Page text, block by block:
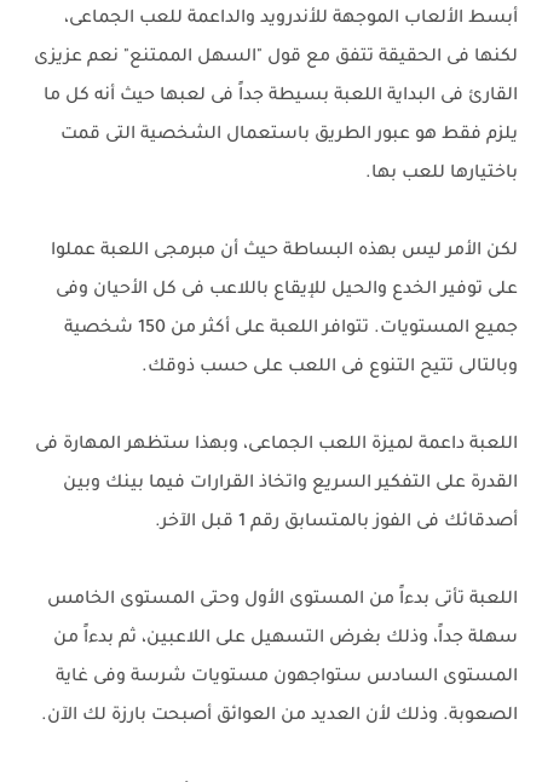
أبسط الألعاب الموجهة للأندرويد والداعمة للعب الجماعى،
لكنها فى الحقيقة تتفق مع قول "السهل الممتنع" نعم عزيزى
القارئ فى البداية اللعبة بسيطة جداً فى لعبها حيث أنه كل ما
يلزم فقط هو عبور الطريق باستعمال الشخصية التى قمت
باختيارها للعب بها.
لكن الأمر ليس بهذه البساطة حيث أن مبرمجى اللعبة عملوا
على توفير الخدع والحيل للإيقاع باللاعب فى كل الأحيان وفى
جميع المستويات. تتوافر اللعبة على أكثر من 150 شخصية
وبالتالى تتيح التنوع فى اللعب على حسب ذوقك.
اللعبة داعمة لميزة اللعب الجماعى، وبهذا ستظهر المهارة فى
القدرة على التفكير السريع واتخاذ القرارات فيما بينك وبين
أصدقائك فى الفوز بالمتسابق رقم 1 قبل الآخر.
اللعبة تأتى بدءاً من المستوى الأول وحتى المستوى الخامس
سهلة جداً، وذلك بغرض التسهيل على اللاعبين، ثم بدءاً من
المستوى السادس ستواجهون مستويات شرسة وفى غاية
الصعوبة. وذلك لأن العديد من العوائق أصبحت بارزة لك الآن.